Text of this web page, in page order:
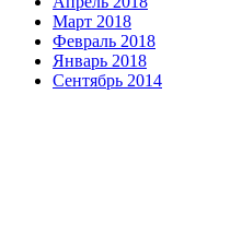
Март 2018
Февраль 2018
Январь 2018
Сентябрь 2014